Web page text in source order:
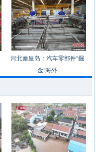
河北秦皇岛：汽车零部件“掘
金”海外